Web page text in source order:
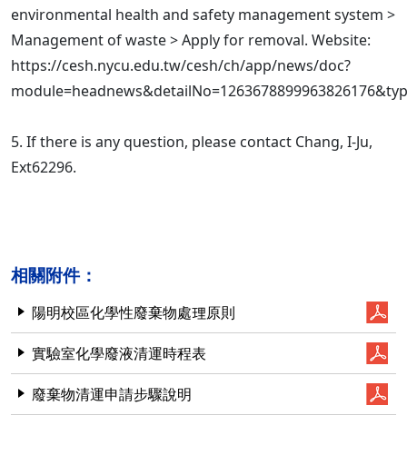
environmental health and safety management system >
Management of waste > Apply for removal. Website:
https://cesh.nycu.edu.tw/cesh/ch/app/news/doc?
5. If there is any question, please contact Chang, I-Ju,
Ext62296.
相關附件：
陽明校區化學性廢棄物處理原則
實驗室化學廢液清運時程表
廢棄物清運申請步驟說明